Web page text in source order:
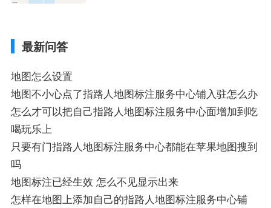
最新问答
地图怎么设置
地图不小心点了指路人地图标注服务中心铺入驻怎么办
怎么才可以把自己指路人地图标注服务中心面增加到吃
喝玩乐上
只要有门指路人地图标注服务中心都能在苹果地图搜到
吗
地图标注已经生效 怎么不见显示出来
怎样在地图上添加自己的指路人地图标注服务中心铺